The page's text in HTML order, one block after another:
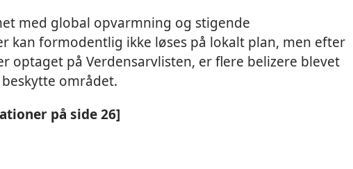
med global opvarmning og stigende
kan formodentlig ikke løses på lokalt plan, men efter
optaget på Verdensarvlisten, er flere belizere blevet
området.
på side 26]